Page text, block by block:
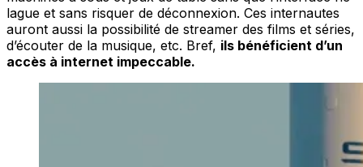
lague et sans risquer de déconnexion. Ces internautes
auront aussi la possibilité de streamer des films et séries,
d’écouter de la musique, etc. Bref, ils bénéficient d’un
accès à internet impeccable.